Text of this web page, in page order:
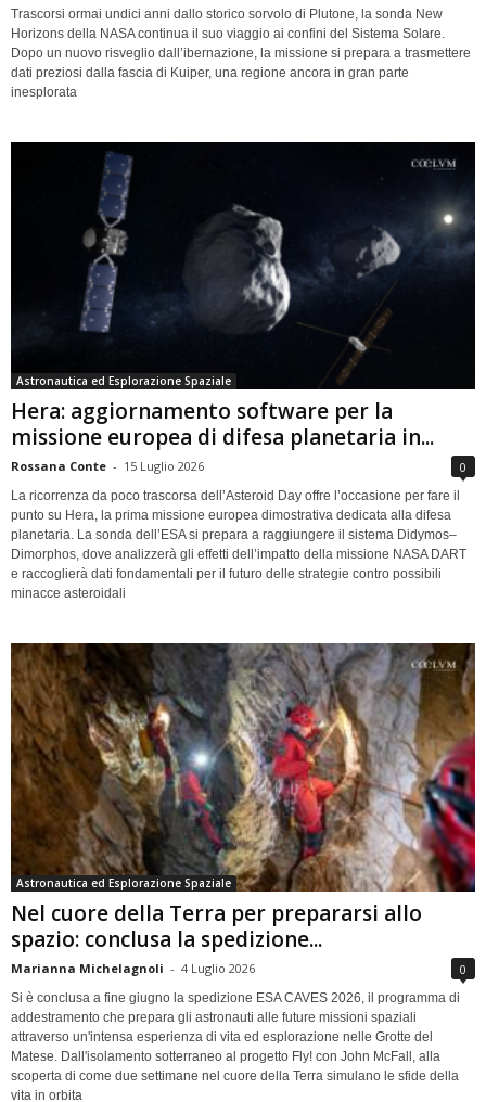
Trascorsi ormai undici anni dallo storico sorvolo di Plutone, la sonda New
Horizons della NASA continua il suo viaggio ai confini del Sistema Solare.
Dopo un nuovo risveglio dall’ibernazione, la missione si prepara a trasmettere
dati preziosi dalla fascia di Kuiper, una regione ancora in gran parte
inesplorata
Astronautica ed Esplorazione Spaziale
Hera: aggiornamento software per la
missione europea di difesa planetaria in...
Rossana Conte - 15 Luglio 2026 0
La ricorrenza da poco trascorsa dell’Asteroid Day offre l’occasione per fare il
punto su Hera, la prima missione europea dimostrativa dedicata alla difesa
planetaria. La sonda dell’ESA si prepara a raggiungere il sistema Didymos–
Dimorphos, dove analizzerà gli effetti dell’impatto della missione NASA DART
e raccoglierà dati fondamentali per il futuro delle strategie contro possibili
minacce asteroidali
Astronautica ed Esplorazione Spaziale
Nel cuore della Terra per prepararsi allo
spazio: conclusa la spedizione...
Marianna Michelagnoli - 4 Luglio 2026 0
Si è conclusa a fine giugno la spedizione ESA CAVES 2026, il programma di
addestramento che prepara gli astronauti alle future missioni spaziali
attraverso un'intensa esperienza di vita ed esplorazione nelle Grotte del
Matese. Dall'isolamento sotterraneo al progetto Fly! con John McFall, alla
scoperta di come due settimane nel cuore della Terra simulano le sfide della
vita in orbita